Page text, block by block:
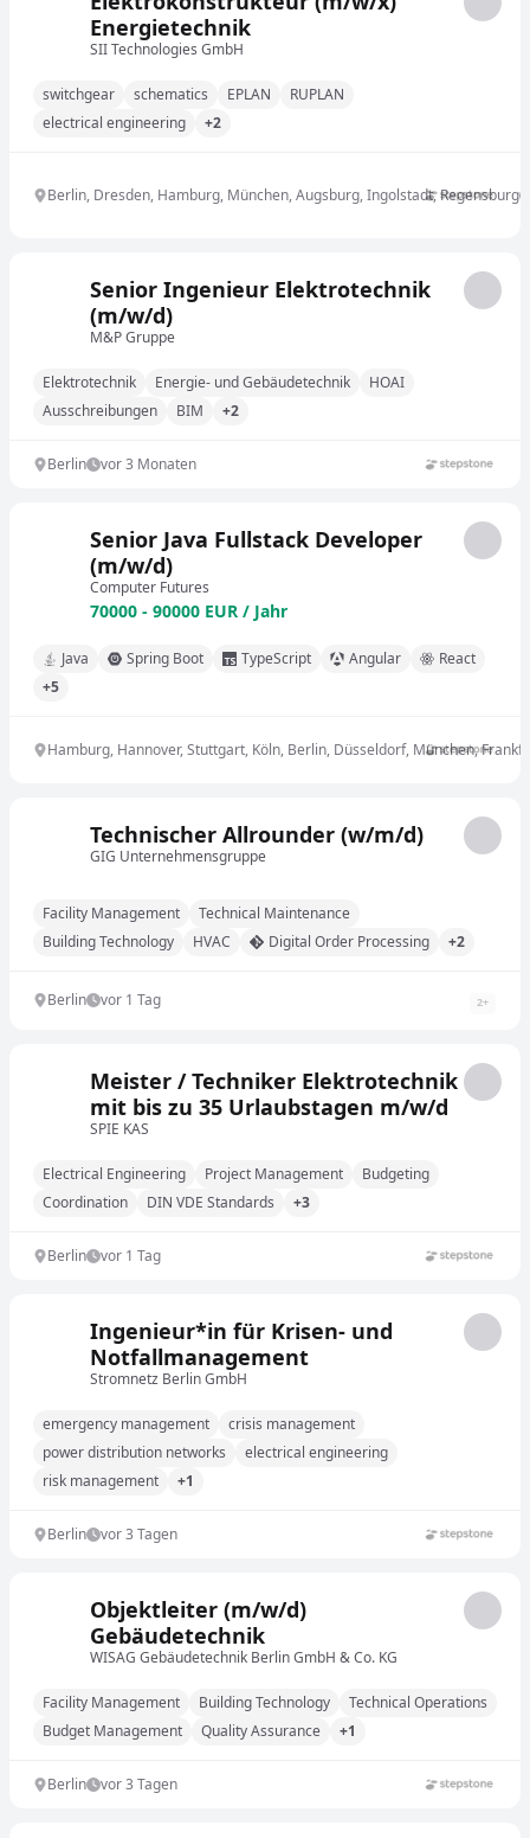
Energietechnik
SII Technologies GmbH
switchgear schematics EPLAN
RUPLAN
electrical engineering
+2
Berlin, Dresden, Hamburg, München, Augsburg, Ingolstadt, Regensburg
Senior Ingenieur Elektrotechnik
(m/w/d)
M&P Gruppe
Elektrotechnik Energie- und Gebäudetechnik
HOAI
Ausschreibungen
BIM +2
Berlin vor 3 Monaten
Senior Java Fullstack Developer
(m/w/d)
Computer Futures
70000 - 90000 EUR / Jahr
Java Spring Boot TypeScript Angular
React
+5
Hamburg, Hannover, Stuttgart, Köln, Berlin, Düsseldorf, München,
Technischer Allrounder (w/m/d)
GIG Unternehmensgruppe
Facility Management
Technical Maintenance
Building Technology
HVAC Digital Order Processing +2
Berlin vor 1 Tag 2+
Meister / Techniker Elektrotechnik
mit bis zu 35 Urlaubstagen m/w/d
SPIE KAS
Electrical Engineering Project Management
Budgeting
Coordination
DIN VDE Standards +3
Berlin vor 1 Tag
Ingenieur*in für Krisen- und
Notfallmanagement
Stromnetz Berlin GmbH
emergency management
crisis management
power distribution networks
electrical engineering
risk management
+1
Berlin vor 3 Tagen
Objektleiter (m/w/d)
Gebäudetechnik
WISAG Gebäudetechnik Berlin GmbH & Co. KG
Facility Management Building Technology
Technical Operations
Budget Management
Quality Assurance +1
Berlin vor 3 Tagen